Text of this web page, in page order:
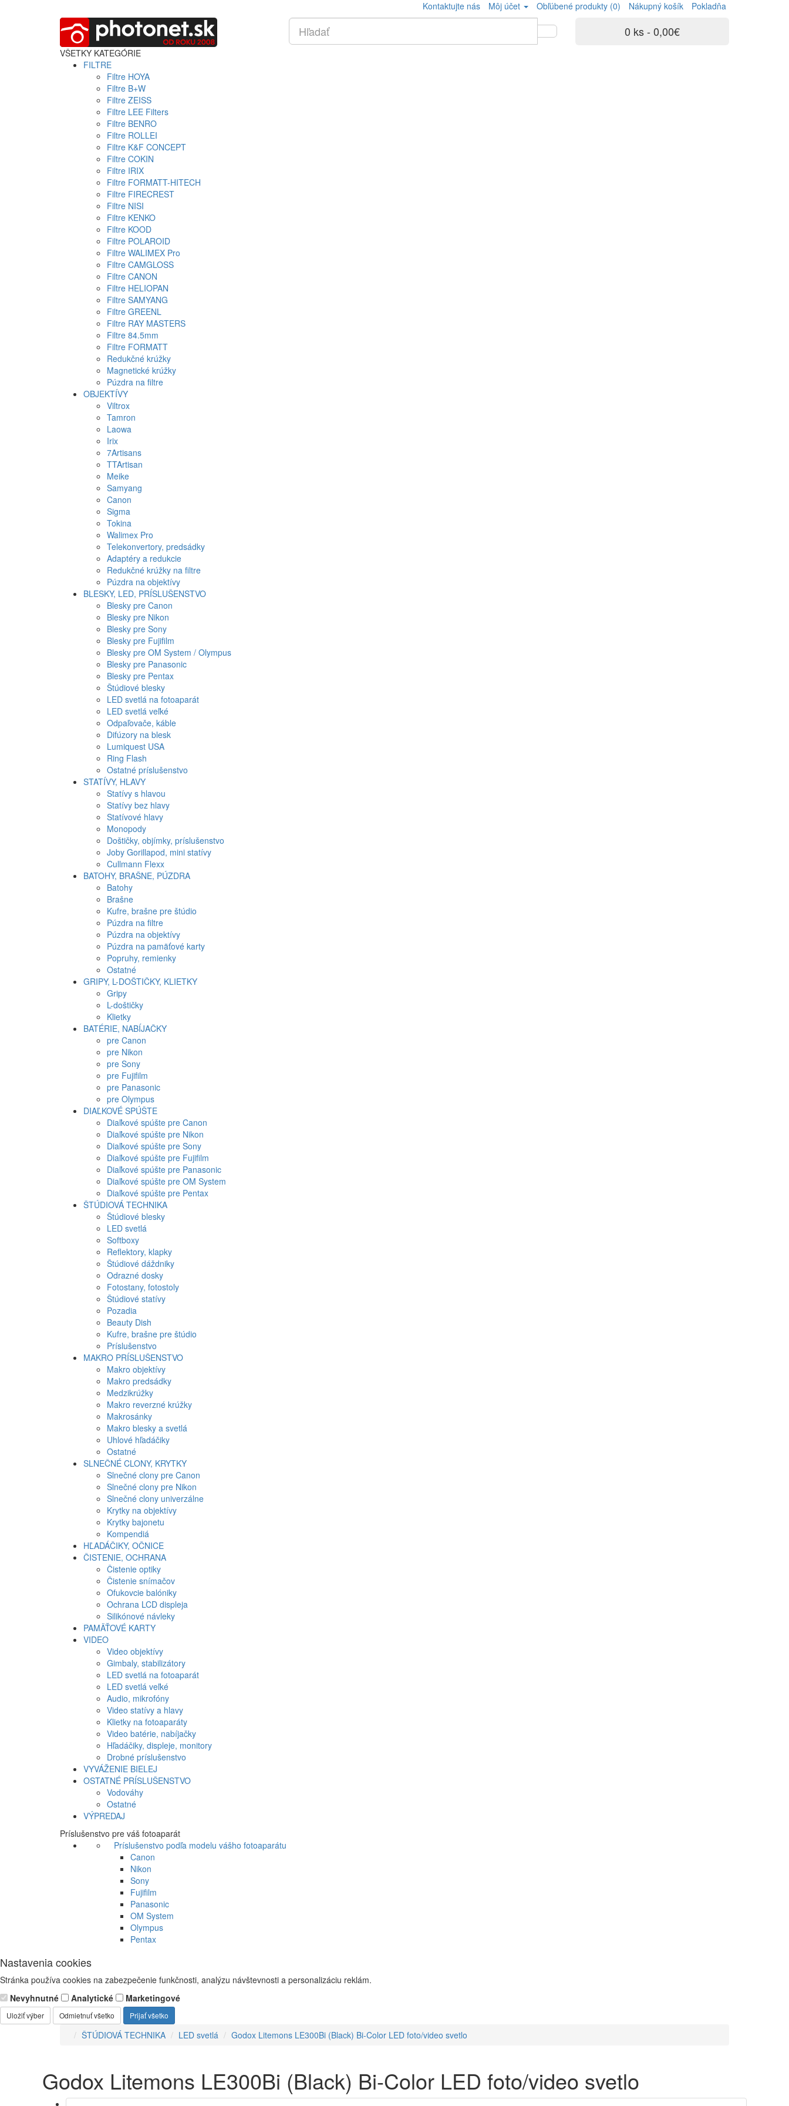
Kontaktujte nás Môj účet Obľúbené produkty (0) Nákupný košík Pokladňa
0 ks - 0,00€
VŠETKY KATEGÓRIE
FILTRE
Filtre HOYA
Filtre B+W
Filtre ZEISS
Filtre LEE Filters
Filtre BENRO
Filtre ROLLEI
Filtre K&F CONCEPT
Filtre COKIN
Filtre IRIX
Filtre FORMATT-HITECH
Filtre FIRECREST
Filtre NISI
Filtre KENKO
Filtre KOOD
Filtre POLAROID
Filtre WALIMEX Pro
Filtre CAMGLOSS
Filtre CANON
Filtre HELIOPAN
Filtre SAMYANG
Filtre GREENL
Filtre RAY MASTERS
Filtre 84.5mm
Filtre FORMATT
Redukčné krúžky
Magnetické krúžky
Púzdra na filtre
OBJEKTÍVY
Viltrox
Tamron
Laowa
Irix
7Artisans
TTArtisan
Meike
Samyang
Canon
Sigma
Tokina
Walimex Pro
Telekonvertory, predsádky
Adaptéry a redukcie
Redukčné krúžky na filtre
Púzdra na objektívy
BLESKY, LED, PRÍSLUŠENSTVO
Blesky pre Canon
Blesky pre Nikon
Blesky pre Sony
Blesky pre Fujifilm
Blesky pre OM System / Olympus
Blesky pre Panasonic
Blesky pre Pentax
Štúdiové blesky
LED svetlá na fotoaparát
LED svetlá veľké
Odpaľovače, káble
Difúzory na blesk
Lumiquest USA
Ring Flash
Ostatné príslušenstvo
STATÍVY, HLAVY
Statívy s hlavou
Statívy bez hlavy
Statívové hlavy
Monopody
Doštičky, objímky, príslušenstvo
Joby Gorillapod, mini statívy
Cullmann Flexx
BATOHY, BRAŠNE, PÚZDRA
Batohy
Brašne
Kufre, brašne pre štúdio
Púzdra na filtre
Púzdra na objektívy
Púzdra na pamäťové karty
Popruhy, remienky
Ostatné
GRIPY, L-DOŠTIČKY, KLIETKY
Gripy
L-doštičky
Klietky
BATÉRIE, NABÍJAČKY
pre Canon
pre Nikon
pre Sony
pre Fujifilm
pre Panasonic
pre Olympus
DIAĽKOVÉ SPÚŠTE
Diaľkové spúšte pre Canon
Diaľkové spúšte pre Nikon
Diaľkové spúšte pre Sony
Diaľkové spúšte pre Fujifilm
Diaľkové spúšte pre Panasonic
Diaľkové spúšte pre OM System
Diaľkové spúšte pre Pentax
ŠTÚDIOVÁ TECHNIKA
Štúdiové blesky
LED svetlá
Softboxy
Reflektory, klapky
Štúdiové dáždniky
Odrazné dosky
Fotostany, fotostoly
Štúdiové statívy
Pozadia
Beauty Dish
Kufre, brašne pre štúdio
Príslušenstvo
MAKRO PRÍSLUŠENSTVO
Makro objektívy
Makro predsádky
Medzikrúžky
Makro reverzné krúžky
Makrosánky
Makro blesky a svetlá
Uhlové hľadáčiky
Ostatné
SLNEČNÉ CLONY, KRYTKY
Slnečné clony pre Canon
Slnečné clony pre Nikon
Slnečné clony univerzálne
Krytky na objektívy
Krytky bajonetu
Kompendiá
HĽADÁČIKY, OČNICE
ČISTENIE, OCHRANA
Čistenie optiky
Čistenie snímačov
Ofukovcie balóniky
Ochrana LCD displeja
Silikónové návleky
PAMÄŤOVÉ KARTY
VIDEO
Video objektívy
Gimbaly, stabilizátory
LED svetlá na fotoaparát
LED svetlá veľké
Audio, mikrofóny
Video statívy a hlavy
Klietky na fotoaparáty
Video batérie, nabíjačky
Hľadáčiky, displeje, monitory
Drobné príslušenstvo
VYVÁŽENIE BIELEJ
OSTATNÉ PRÍSLUŠENSTVO
Vodováhy
Ostatné
VÝPREDAJ
Príslušenstvo pre váš fotoaparát
Príslušenstvo podľa modelu vášho fotoaparátu
Canon
Nikon
Sony
Fujifilm
Panasonic
OM System
Olympus
Pentax
Nastavenia cookies
Stránka používa cookies na zabezpečenie funkčnosti, analýzu návštevnosti a personalizáciu reklám.
Nevyhnutné
Analytické Marketingové
Uložiť výber Odmietnuť všetko Prijať všetko
ŠTÚDIOVÁ TECHNIKA LED svetlá Godox Litemons LE300Bi (Black) Bi-Color LED foto/video svetlo
Godox Litemons LE300Bi (Black) Bi-Color LED foto/video svetlo